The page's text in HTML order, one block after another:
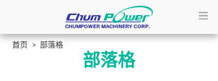
首页 部落格
部落格